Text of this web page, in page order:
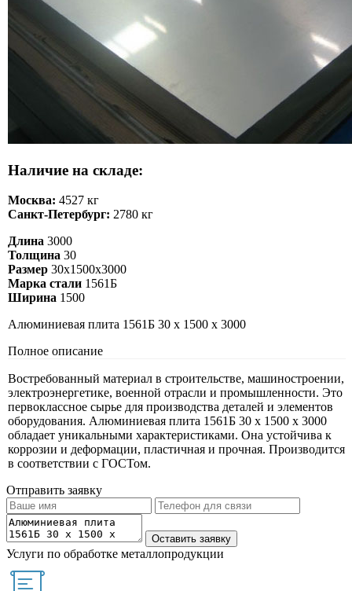
Наличие на складе:
Москва: 4527 кг
Санкт-Петербург: 2780 кг
Длина 3000
Толщина 30
Размер 30х1500х3000
Марка стали 1561Б
Ширина 1500
Алюминиевая плита 1561Б 30 х 1500 х 3000
Полное описание
Востребованный материал в строительстве, машиностроении,
электроэнергетике, военной отрасли и промышленности. Это
первоклассное сырье для производства деталей и элементов
оборудования. Алюминиевая плита 1561Б 30 х 1500 х 3000
обладает уникальными характеристиками. Она устойчива к
коррозии и деформации, пластичная и прочная. Производится
в соответствии с ГОСТом.
Отправить заявку
Услуги по обработке металлопродукции